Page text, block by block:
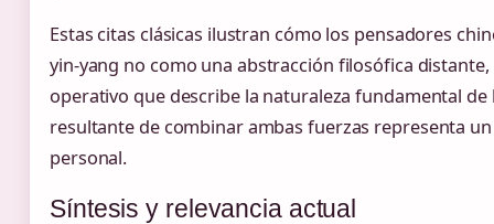
Estas citas clásicas ilustran cómo los pensadores
yin-yang no como una abstracción filosófica
operativo que describe la naturaleza fundamental de
resultante de combinar ambas fuerzas representa
personal.
Síntesis y relevancia actual